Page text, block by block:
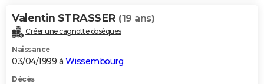
Valentin STRASSER (19 ans)
Créer une cagnotte obsèques
Naissance
03/04/1999 à Wissembourg
Décès